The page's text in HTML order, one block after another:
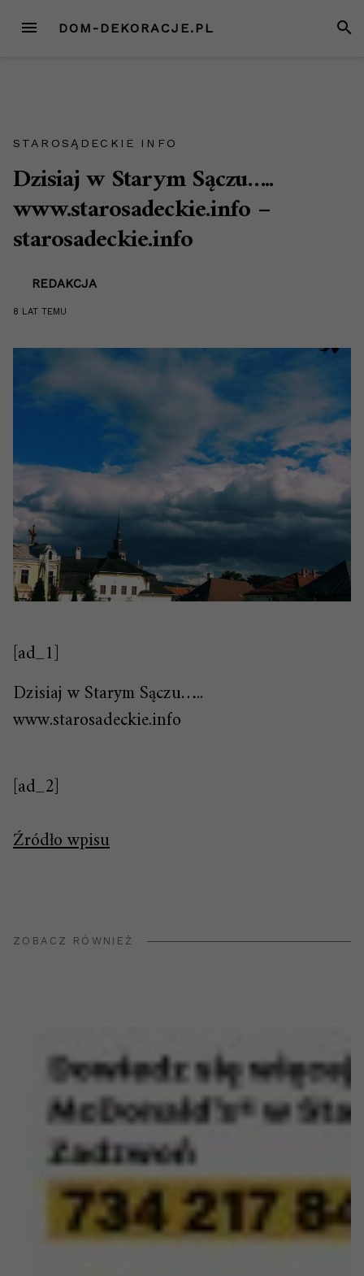
MENU DOM-DEKORACJE.PL
STAROSĄDECKIE INFO
Dzisiaj w Starym Sączu…..
www.starosadeckie.info –
starosadeckie.info
REDAKCJA
8 LAT TEMU
[ad_1]
Dzisiaj w Starym Sączu…..
www.starosadeckie.info
[ad_2]
Źródło wpisu
ZOBACZ RÓWNIEŻ